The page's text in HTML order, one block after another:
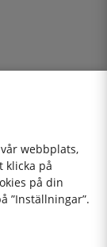
webbplats,
klicka på
på din
”Inställningar”.